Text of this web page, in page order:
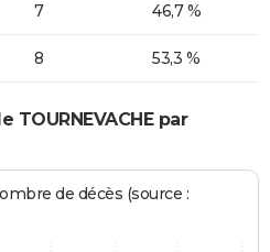
7 46,7 %
8 53,3 %
par
de décès (source :